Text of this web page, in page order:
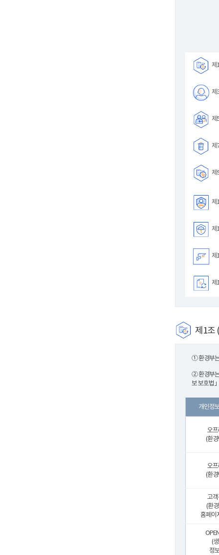
제
제
제
제
제
제
제
제
제
제1조
① 환경부는
② 환경부는
보 보호법
개인정
오
(환
오
(환
고
(환
홈페이
(
정